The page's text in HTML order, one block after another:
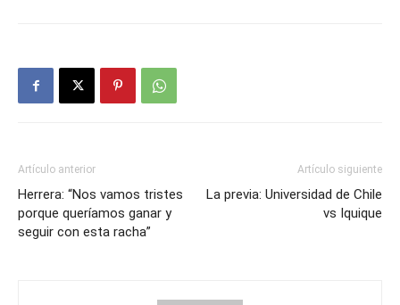
Artículo anterior
Herrera: “Nos vamos tristes
porque queríamos ganar y
seguir con esta racha”
Artículo siguiente
La previa: Universidad de Chile
vs Iquique